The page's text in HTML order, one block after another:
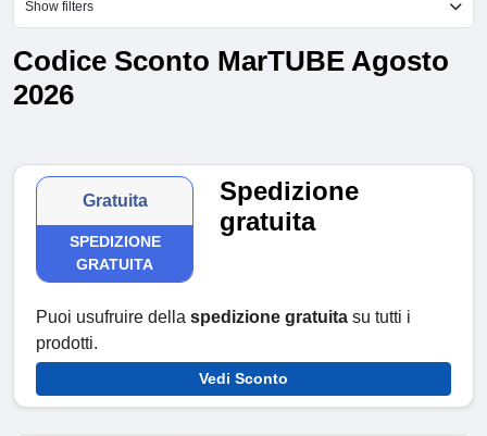
Show filters
Codice Sconto MarTUBE Agosto
2026
Gratuita
SPEDIZIONE
GRATUITA
Spedizione
gratuita
Puoi usufruire della spedizione gratuita su tutti i
prodotti.
Vedi Sconto